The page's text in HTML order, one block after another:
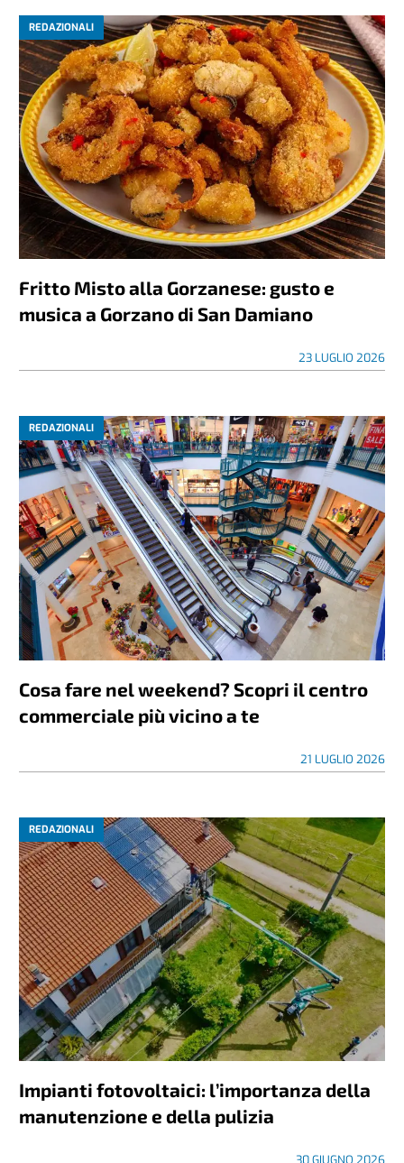
REDAZIONALI
Fritto Misto alla Gorzanese: gusto e
musica a Gorzano di San Damiano
23 LUGLIO 2026
REDAZIONALI
Cosa fare nel weekend? Scopri il centro
commerciale più vicino a te
21 LUGLIO 2026
REDAZIONALI
Impianti fotovoltaici: l’importanza della
manutenzione e della pulizia